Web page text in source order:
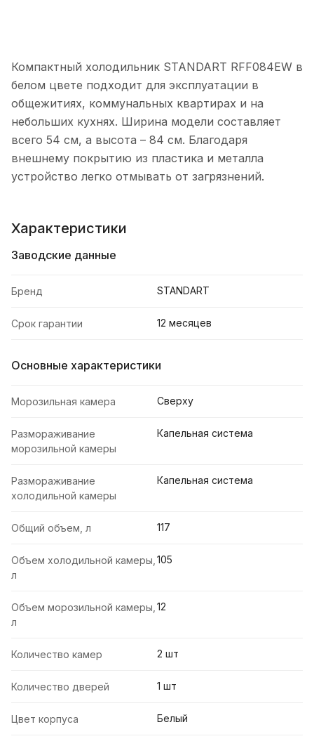
Компактный холодильник STANDART RFF084EW в
белом цвете подходит для эксплуатации в
общежитиях, коммунальных квартирах и на
небольших кухнях. Ширина модели составляет
всего 54 см, а высота – 84 см. Благодаря
внешнему покрытию из пластика и металла
устройство легко отмывать от загрязнений.
Характеристики
Заводские данные
Бренд STANDART
Срок гарантии 12 месяцев
Основные характеристики
Морозильная камера Сверху
Размораживание
морозильной камеры
Капельная система
Размораживание
холодильной камеры
Капельная система
Общий объем, л 117
Объем холодильной камеры,
л
105
Объем морозильной камеры,
л
12
Количество камер 2 шт
Количество дверей 1 шт
Цвет корпуса Белый